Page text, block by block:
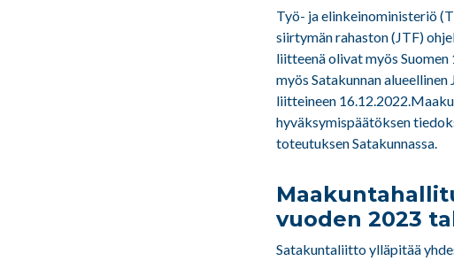
Työ- ja elinkeinoministeriö
siirtymän rahaston (JTF)
liitteenä olivat myös
myös Satakunnan
liitteineen
hyväksymispäätöksen
toteutuksen Satakunnassa.
vuoden 2023
Satakuntaliitto ylläpitää